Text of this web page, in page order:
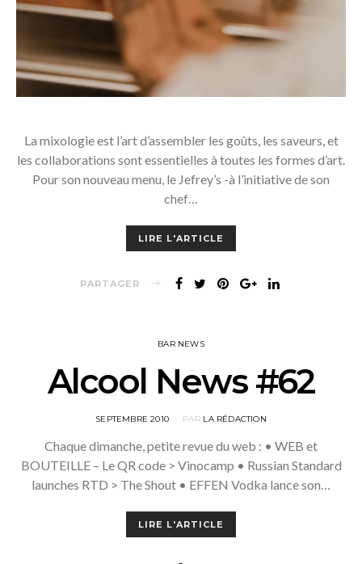
La mixologie est l’art d’assembler les goûts, les saveurs, et
les collaborations sont essentielles à toutes les formes d’art.
Pour son nouveau menu, le Jefrey’s -à l’initiative de son
chef…
LIRE L'ARTICLE
PARTAGER
BAR NEWS
Alcool News #62
POSTED
SEPTEMBRE 2010 PAR LA RÉDACTION
Chaque dimanche, petite revue du web : • WEB et
BOUTEILLE – Le QR code > Vinocamp • Russian Standard
launches RTD > The Shout • EFFEN Vodka lance son…
LIRE L'ARTICLE